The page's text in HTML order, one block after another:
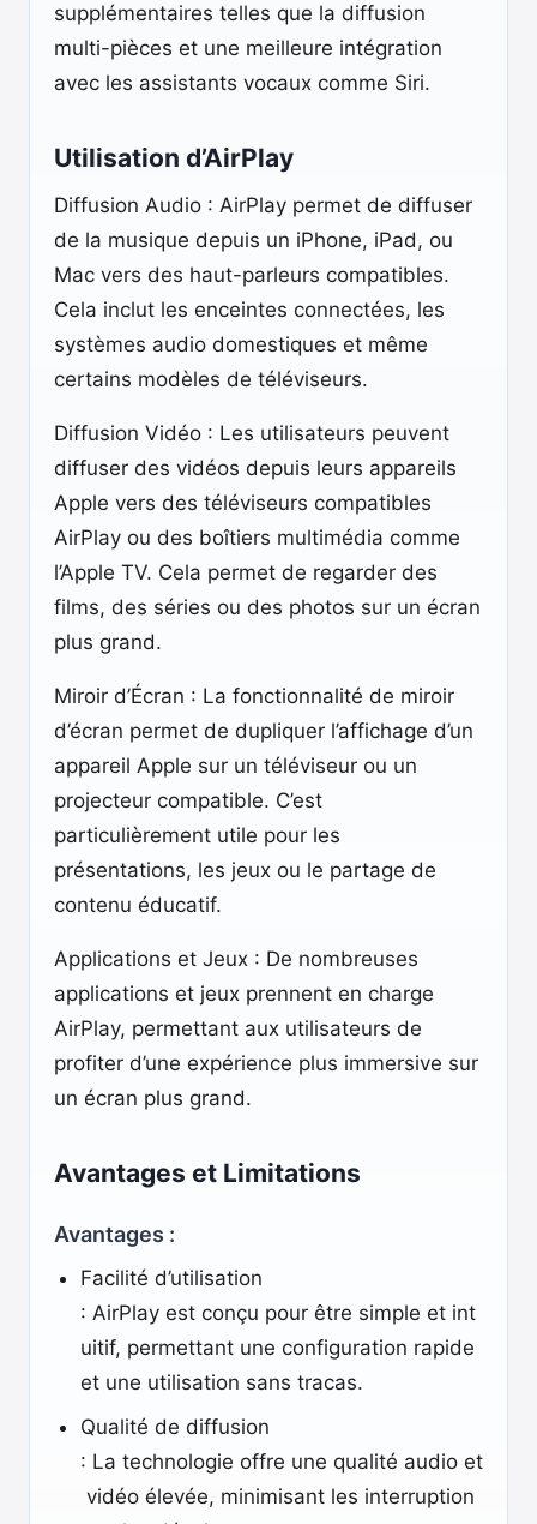
supplémentaires telles que la diffusion
multi-pièces et une meilleure intégration
avec les assistants vocaux comme Siri.
Utilisation d’AirPlay
Diffusion Audio : AirPlay permet de diffuser
de la musique depuis un iPhone, iPad, ou
Mac vers des haut-parleurs compatibles.
Cela inclut les enceintes connectées, les
systèmes audio domestiques et même
certains modèles de téléviseurs.
Diffusion Vidéo : Les utilisateurs peuvent
diffuser des vidéos depuis leurs appareils
Apple vers des téléviseurs compatibles
AirPlay ou des boîtiers multimédia comme
l’Apple TV. Cela permet de regarder des
films, des séries ou des photos sur un écran
plus grand.
Miroir d’Écran : La fonctionnalité de miroir
d’écran permet de dupliquer l’affichage d’un
appareil Apple sur un téléviseur ou un
projecteur compatible. C’est
particulièrement utile pour les
présentations, les jeux ou le partage de
contenu éducatif.
Applications et Jeux : De nombreuses
applications et jeux prennent en charge
AirPlay, permettant aux utilisateurs de
profiter d’une expérience plus immersive sur
un écran plus grand.
Avantages et Limitations
Avantages :
Facilité d’utilisation
: AirPlay est conçu pour être simple et int
uitif, permettant une configuration rapide
et une utilisation sans tracas.
Qualité de diffusion
: La technologie offre une qualité audio et
vidéo élevée, minimisant les interruption